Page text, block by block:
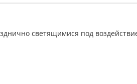
светящимися под